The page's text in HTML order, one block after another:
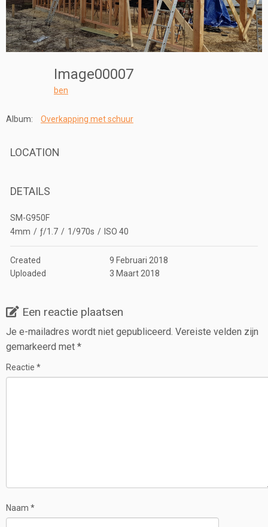
Image00007
ben
Album: Overkapping met schuur
LOCATION
DETAILS
SM-G950F
4mm / ƒ/1.7 / 1/970s / ISO 40
Created
9 Februari 2018
Uploaded
3 Maart 2018
Een reactie plaatsen
Je e-mailadres wordt niet gepubliceerd. Vereiste velden zijn
gemarkeerd met *
Reactie *
Naam *